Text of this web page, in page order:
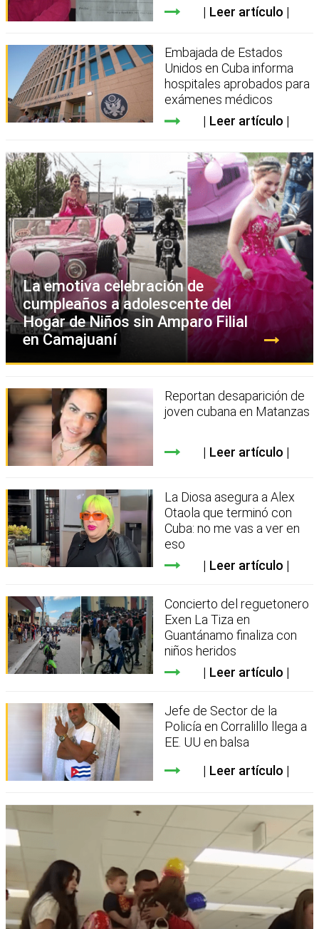
Leer artículo
Embajada de Estados
Unidos en Cuba informa
hospitales aprobados para
exámenes médicos
Leer artículo
La emotiva celebración de
cumpleaños a adolescente del
Hogar de Niños sin Amparo Filial
en Camajuaní
Reportan desaparición de
joven cubana en Matanzas
Leer artículo
La Diosa asegura a Alex
Otaola que terminó con
Cuba: no me vas a ver en
eso
Leer artículo
Concierto del reguetonero
Exen La Tiza en
Guantánamo finaliza con
niños heridos
Leer artículo
Jefe de Sector de la
Policía en Corralillo llega a
EE. UU en balsa
Leer artículo